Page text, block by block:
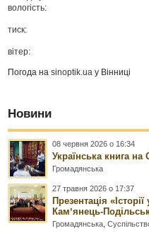
вологість:
тиск:
вітер:
Погода наsinoptik.ua у Вінниці
Новини
08 червня 2026 о 16:34
Українська книга на
Громадянська
27 травня 2026 о 17:37
Презентація
Камʼянець-
Громадянська ,